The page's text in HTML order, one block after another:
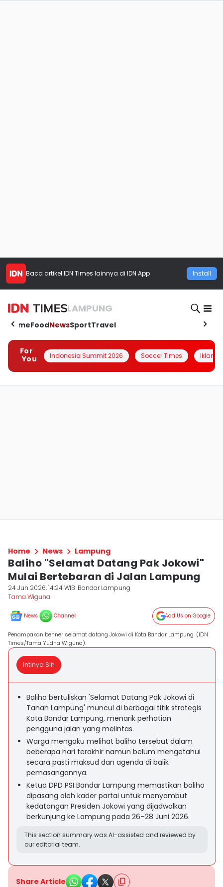
Baca artikel IDN Times lainnya di IDN App Install
LAMPUNG
HomeFoodNewsSportTravel
For
You
Indonesia Summit 2026 Soccer Times Iklanin
Home News Lampung
Baliho "Selamat Datang Pak Jokowi"
Mulai Bertebaran di Jalan Lampung
24 Jun 2026, 14:24 WIB Bandar Lampung
Tama Wiguna
News Channel Add Us on Google
Penampakan benner selamat datang Jokowi di Kota Bandar Lampung. (IDN
Times/Tama Yudha Wiguna).
Intinya Sih
Baliho bertuliskan 'Selamat Datang Pak Jokowi di
Tanah Lampung' muncul di berbagai titik strategis
Kota Bandar Lampung, menarik perhatian
pengguna jalan yang melintas.
Warga mengaku melihat baliho tersebut dalam
beberapa hari terakhir namun belum mengetahui
secara pasti maksud dan agenda di balik
pemasangannya.
Ketua DPD PSI Bandar Lampung memastikan baliho
dipasang oleh kader partai untuk menyambut
kedatangan Presiden Jokowi yang dijadwalkan
berkunjung ke Lampung pada 26–28 Juni 2026.
This section summary was AI-assisted and reviewed by
our editorial team.
Share Article